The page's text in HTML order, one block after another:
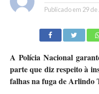
Publicado em 29 de
A Polícia Nacional
parte que diz respeito à
falhas na fuga de Arlindo